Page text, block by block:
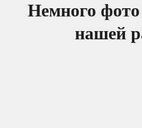
Немного фото
нашей